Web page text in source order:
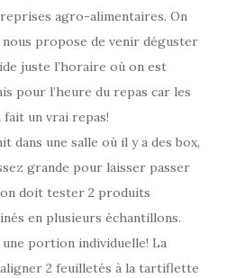
agro-alimentaires. On
propose de venir déguster
juste l’horaire où on est
pour l’heure du repas car les
un vrai repas!
dans une salle où il y a des box,
grande pour laisser passer
on doit tester 2 produits
en plusieurs échantillons.
une portion individuelle! La
2 feuilletés à la tartiflette